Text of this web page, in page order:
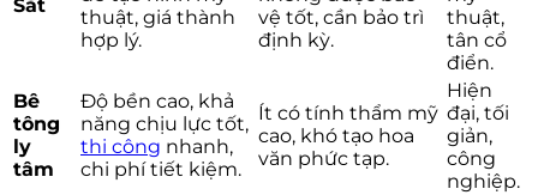
Sắt
thuật, giá thành
hợp lý.
vệ tốt, cần bảo trì
định kỳ.
thuật,
tân cổ
điển.
Bê
tông
ly
tâm
Độ bền cao, khả
năng chịu lực tốt,
thi công nhanh,
chi phí tiết kiệm.
Ít có tính thẩm mỹ
cao, khó tạo hoa
văn phức tạp.
Hiện
đại, tối
giản,
công
nghiệp.